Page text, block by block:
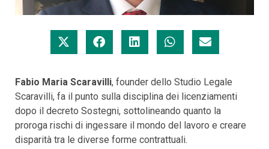
Fabio Maria Scaravilli, founder dello Studio Legale
Scaravilli, fa il punto sulla disciplina dei licenziamenti
dopo il decreto Sostegni, sottolineando quanto la
proroga rischi di ingessare il mondo del lavoro e creare
disparità tra le diverse forme contrattuali.